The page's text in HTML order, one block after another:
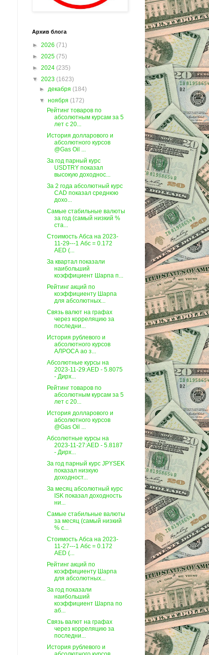
Архив блога
► 2026 (71)
► 2025 (75)
► 2024 (235)
▼ 2023 (1623)
►декабря(184)
▼ноября(172)
Рейтинг товаров по
абсолютным курсам за 5
лет c 20...
История долларового и
абсолютного курсов
@Gas Oil ...
За год парный курс
USDTRY показал
высокую доходнос...
За 2 года абсолютный курс
CAD показал среднюю
дохо...
Самые стабильные валюты
за год (самый низкий %
ста...
Стоимость Абса на 2023-
11-29---1 Абс = 0.172
AED (...
За квартал показали
наибольший
коэффициент Шарпа п...
Рейтинг акций по
коэффициенту Шарпа
для абсолютных...
Связь валют на графах
через корреляцию за
последни...
История рублевого и
абсолютного курсов
АЛРОСА ао з...
Абсолютные курсы на
2023-11-29:AED - 5.8075
- Дирх...
Рейтинг товаров по
абсолютным курсам за 5
лет c 20...
История долларового и
абсолютного курсов
@Gas Oil ...
Абсолютные курсы на
2023-11-27:AED - 5.8187
- Дирх...
За год парный курс JPYSEK
показал низкую
доходност...
За месяц абсолютный курс
ISK показал доходность
ни...
Самые стабильные валюты
за месяц (самый низкий
% с...
Стоимость Абса на 2023-
11-27---1 Абс = 0.172
AED (...
Рейтинг акций по
коэффициенту Шарпа
для абсолютных...
За год показали
наибольший
коэффициент Шарпа по
аб...
Связь валют на графах
через корреляцию за
последни...
История рублевого и